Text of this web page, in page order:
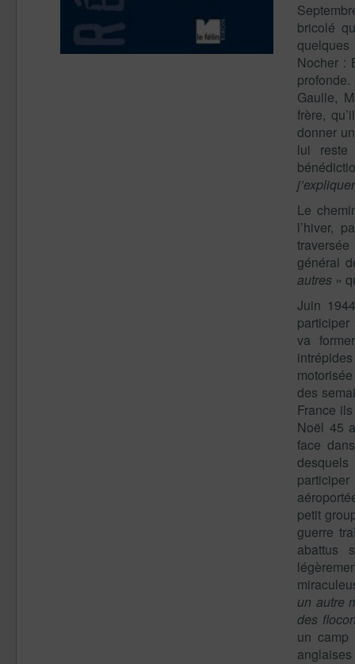
bricolé
Nocher :
Gaulle,
frère,
donner
lui reste
Le
l’hiver,
général
autres »
Juin
va
des
France
Noël 45
face
petit
guerre
abattus
un autre
des
un camp